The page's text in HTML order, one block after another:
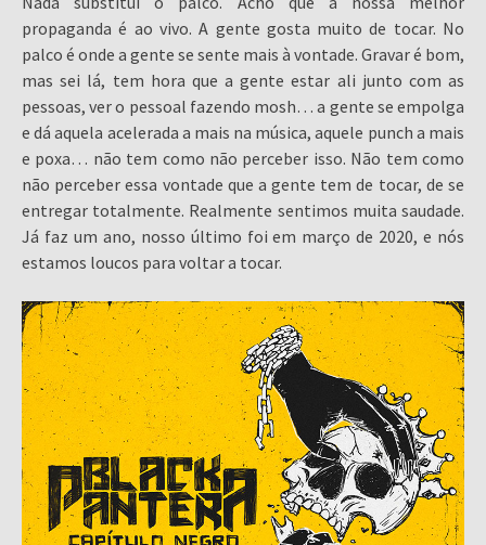
propaganda é ao vivo. A gente gosta muito de tocar. No
palco é onde a gente se sente mais à vontade. Gravar é bom,
mas sei lá, tem hora que a gente estar ali junto com as
pessoas, ver o pessoal fazendo mosh… a gente se empolga
e dá aquela acelerada a mais na música, aquele punch a mais
e poxa… não tem como não perceber isso. Não tem como
não perceber essa vontade que a gente tem de tocar, de se
entregar totalmente. Realmente sentimos muita saudade.
Já faz um ano, nosso último foi em março de 2020, e nós
estamos loucos para voltar a tocar.